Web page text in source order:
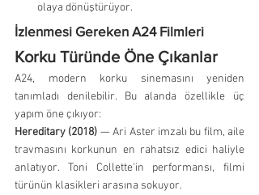
olaya dönüştürüyor.
İzlenmesi Gereken A24 Filmleri
Korku Türünde Öne Çıkanlar
A24, modern korku sinemasını yeniden
tanımladı denilebilir. Bu alanda özellikle üç
yapım öne çıkıyor:
Hereditary (2018) — Ari Aster imzalı bu film, aile
travmasını korkunun en rahatsız edici haliyle
anlatıyor. Toni Collette'in performansı, filmi
türünün klasikleri arasına sokuyor.